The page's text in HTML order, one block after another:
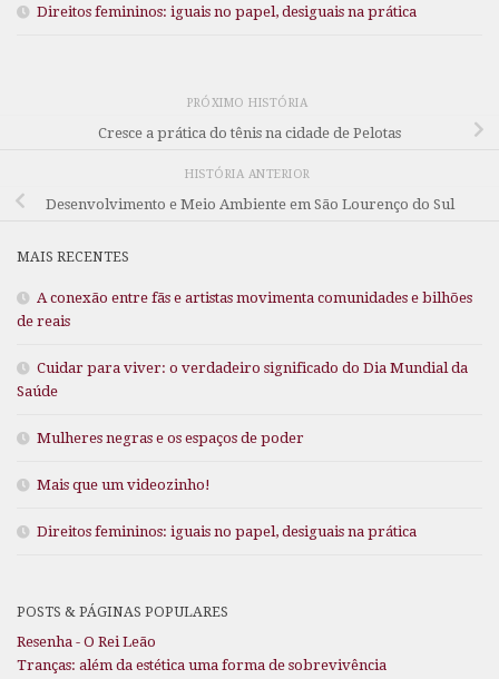
Direitos femininos: iguais no papel, desiguais na prática
PRÓXIMO HISTÓRIA
Cresce a prática do tênis na cidade de Pelotas
HISTÓRIA ANTERIOR
Desenvolvimento e Meio Ambiente em São Lourenço do Sul
MAIS RECENTES
A conexão entre fãs e artistas movimenta comunidades e bilhões
de reais
Cuidar para viver: o verdadeiro significado do Dia Mundial da
Saúde
Mulheres negras e os espaços de poder
Mais que um videozinho!
Direitos femininos: iguais no papel, desiguais na prática
POSTS & PÁGINAS POPULARES
Resenha - O Rei Leão
Tranças: além da estética uma forma de sobrevivência